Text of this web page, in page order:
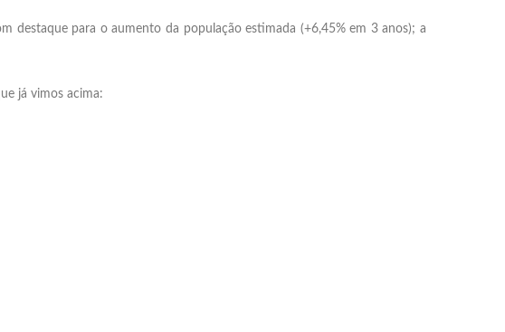
destaque para o aumento da população estimada (+6,45% em 3 anos); a
já vimos acima: